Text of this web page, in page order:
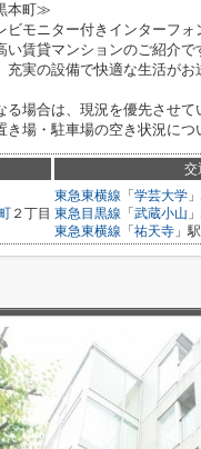
本町≫
モニター付きインターフォ
賃貸マンションのご紹介で
充実の設備で快適な生活がお
場合は、現況を優先させて
場・駐車場の空き状況につ
交
２丁目
東急東横線 「 学芸大学
東急目黒線 「 武蔵小山
東急東横線 「 祐天寺 」